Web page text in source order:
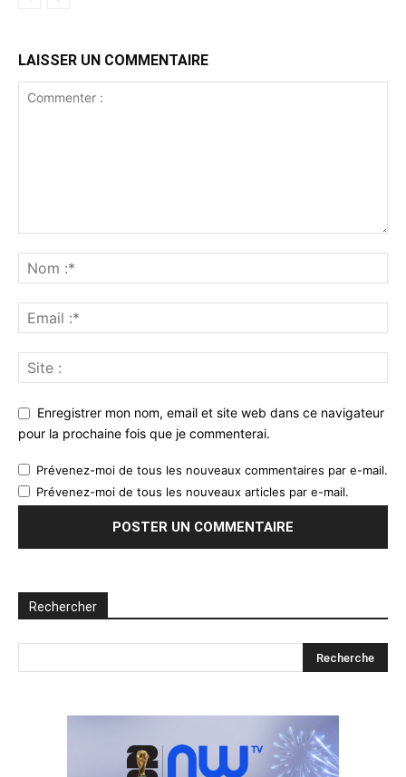
LAISSER UN COMMENTAIRE
Enregistrer mon nom, email et site web dans ce navigateur
pour la prochaine fois que je commenterai.
Prévenez-moi de tous les nouveaux commentaires par e-mail.
Prévenez-moi de tous les nouveaux articles par e-mail.
Rechercher